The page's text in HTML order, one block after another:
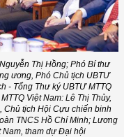
Thị Hồng; Phó Bí thư
ương, Phó Chủ tịch UBTƯ
- Tổng Thư ký UBTƯ MTTQ
Việt Nam: Lê Thị Thủy,
Chủ tịch Hội Cựu chiến binh
TNCS Hồ Chí Minh; Lương
Nam, tham dự Đại hội